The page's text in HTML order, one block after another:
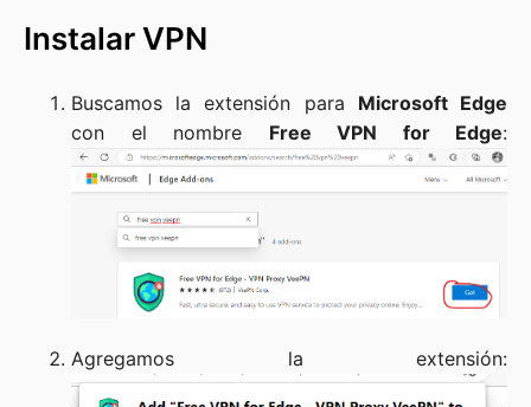
Instalar VPN
Buscamos la extensión para Microsoft Edge
con el nombre Free VPN for Edge:
Agregamos la extensión: